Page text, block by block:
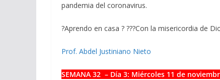
pandemia del coronavirus.
?Aprendo en casa ? ???Con la misericordia de
Prof. Abdel Justiniano Nieto
SEMANA 32 – Día 3: Miércoles 11 de